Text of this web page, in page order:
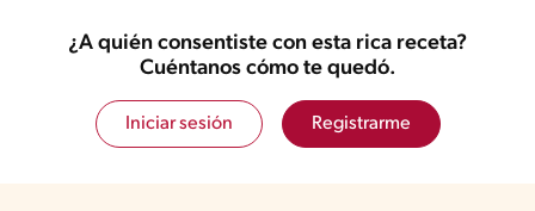
¿A quién consentiste con esta rica receta?
Cuéntanos cómo te quedó.
Iniciar sesión Registrarme